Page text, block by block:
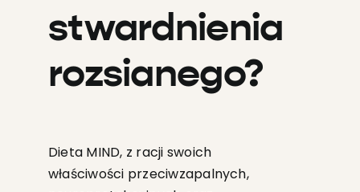
stwardnienia
rozsianego?
Dieta MIND, z racji swoich
właściwości przeciwzapalnych,